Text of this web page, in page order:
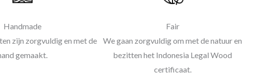
Handmade
zijn zorgvuldig en met de
gemaakt.
Fair
We gaan zorgvuldig om met de natuur en
bezitten het Indonesia Legal Wood
certificaat.